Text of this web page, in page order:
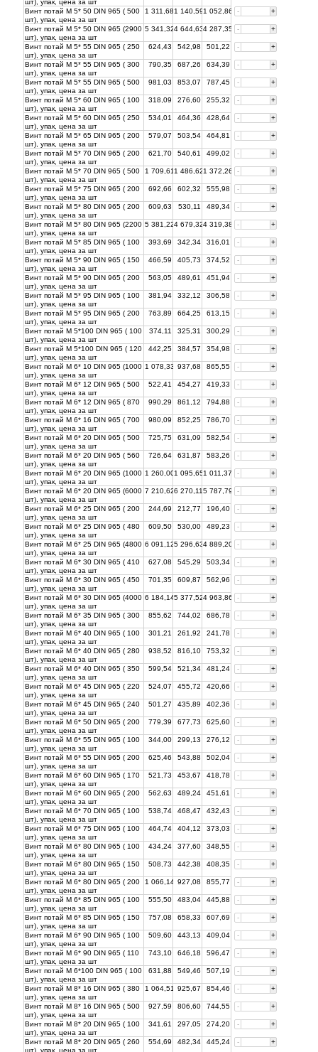
шт), упак, цена за шт
Винт потай М 5* 50 DIN 965 ( 500
шт), упак, цена за шт
1 311,681 140,591 052,86 - +
Винт потай М 5* 50 DIN 965 (2900
шт), упак, цена за шт
5 341,324 644,634 287,35 - +
Винт потай М 5* 55 DIN 965 ( 250
шт), упак, цена за шт
624,43 542,98 501,22 - +
Винт потай М 5* 55 DIN 965 ( 300
шт), упак, цена за шт
790,35 687,26 634,39 - +
Винт потай М 5* 55 DIN 965 ( 500
шт), упак, цена за шт
981,03 853,07 787,45 - +
Винт потай М 5* 60 DIN 965 ( 100
шт), упак, цена за шт
318,09 276,60 255,32 - +
Винт потай М 5* 60 DIN 965 ( 250
шт), упак, цена за шт
534,01 464,36 428,64 - +
Винт потай М 5* 65 DIN 965 ( 200
шт), упак, цена за шт
579,07 503,54 464,81 - +
Винт потай М 5* 70 DIN 965 ( 200
шт), упак, цена за шт
621,70 540,61 499,02 - +
Винт потай М 5* 70 DIN 965 ( 500
шт), упак, цена за шт
1 709,611 486,621 372,26 - +
Винт потай М 5* 75 DIN 965 ( 200
шт), упак, цена за шт
692,66 602,32 555,98 - +
Винт потай М 5* 80 DIN 965 ( 200
шт), упак, цена за шт
609,63 530,11 489,34 - +
Винт потай М 5* 80 DIN 965 (2200
шт), упак, цена за шт
5 381,224 679,324 319,38 - +
Винт потай М 5* 85 DIN 965 ( 100
шт), упак, цена за шт
393,69 342,34 316,01 - +
Винт потай М 5* 90 DIN 965 ( 150
шт), упак, цена за шт
466,59 405,73 374,52 - +
Винт потай М 5* 90 DIN 965 ( 200
шт), упак, цена за шт
563,05 489,61 451,94 - +
Винт потай М 5* 95 DIN 965 ( 100
шт), упак, цена за шт
381,94 332,12 306,58 - +
Винт потай М 5* 95 DIN 965 ( 200
шт), упак, цена за шт
763,89 664,25 613,15 - +
Винт потай М 5*100 DIN 965 ( 100
шт), упак, цена за шт
374,11 325,31 300,29 - +
Винт потай М 5*100 DIN 965 ( 120
шт), упак, цена за шт
442,25 384,57 354,98 - +
Винт потай М 6* 10 DIN 965 (1000
шт), упак, цена за шт
1 078,33 937,68 865,55 - +
Винт потай М 6* 12 DIN 965 ( 500
шт), упак, цена за шт
522,41 454,27 419,33 - +
Винт потай М 6* 12 DIN 965 ( 870
шт), упак, цена за шт
990,29 861,12 794,88 - +
Винт потай М 6* 16 DIN 965 ( 700
шт), упак, цена за шт
980,09 852,25 786,70 - +
Винт потай М 6* 20 DIN 965 ( 500
шт), упак, цена за шт
725,75 631,09 582,54 - +
Винт потай М 6* 20 DIN 965 ( 560
шт), упак, цена за шт
726,64 631,87 583,26 - +
Винт потай М 6* 20 DIN 965 (1000
шт), упак, цена за шт
1 260,001 095,651 011,37 - +
Винт потай М 6* 20 DIN 965 (6000
шт), упак, цена за шт
7 210,626 270,115 787,79 - +
Винт потай М 6* 25 DIN 965 ( 200
шт), упак, цена за шт
244,69 212,77 196,40 - +
Винт потай М 6* 25 DIN 965 ( 480
шт), упак, цена за шт
609,50 530,00 489,23 - +
Винт потай М 6* 25 DIN 965 (4800
шт), упак, цена за шт
6 091,125 296,634 889,20 - +
Винт потай М 6* 30 DIN 965 ( 410
шт), упак, цена за шт
627,08 545,29 503,34 - +
Винт потай М 6* 30 DIN 965 ( 450
шт), упак, цена за шт
701,35 609,87 562,96 - +
Винт потай М 6* 30 DIN 965 (4000
шт), упак, цена за шт
6 184,145 377,524 963,86 - +
Винт потай М 6* 35 DIN 965 ( 300
шт), упак, цена за шт
855,62 744,02 686,78 - +
Винт потай М 6* 40 DIN 965 ( 100
шт), упак, цена за шт
301,21 261,92 241,78 - +
Винт потай М 6* 40 DIN 965 ( 280
шт), упак, цена за шт
938,52 816,10 753,32 - +
Винт потай М 6* 40 DIN 965 ( 350
шт), упак, цена за шт
599,54 521,34 481,24 - +
Винт потай М 6* 45 DIN 965 ( 220
шт), упак, цена за шт
524,07 455,72 420,66 - +
Винт потай М 6* 45 DIN 965 ( 240
шт), упак, цена за шт
501,27 435,89 402,36 - +
Винт потай М 6* 50 DIN 965 ( 200
шт), упак, цена за шт
779,39 677,73 625,60 - +
Винт потай М 6* 55 DIN 965 ( 100
шт), упак, цена за шт
344,00 299,13 276,12 - +
Винт потай М 6* 55 DIN 965 ( 200
шт), упак, цена за шт
625,46 543,88 502,04 - +
Винт потай М 6* 60 DIN 965 ( 170
шт), упак, цена за шт
521,73 453,67 418,78 - +
Винт потай М 6* 60 DIN 965 ( 200
шт), упак, цена за шт
562,63 489,24 451,61 - +
Винт потай М 6* 70 DIN 965 ( 100
шт), упак, цена за шт
538,74 468,47 432,43 - +
Винт потай М 6* 75 DIN 965 ( 100
шт), упак, цена за шт
464,74 404,12 373,03 - +
Винт потай М 6* 80 DIN 965 ( 100
шт), упак, цена за шт
434,24 377,60 348,55 - +
Винт потай М 6* 80 DIN 965 ( 150
шт), упак, цена за шт
508,73 442,38 408,35 - +
Винт потай М 6* 80 DIN 965 ( 200
шт), упак, цена за шт
1 066,14 927,08 855,77 - +
Винт потай М 6* 85 DIN 965 ( 100
шт), упак, цена за шт
555,50 483,04 445,88 - +
Винт потай М 6* 85 DIN 965 ( 150
шт), упак, цена за шт
757,08 658,33 607,69 - +
Винт потай М 6* 90 DIN 965 ( 100
шт), упак, цена за шт
509,60 443,13 409,04 - +
Винт потай М 6* 90 DIN 965 ( 110
шт), упак, цена за шт
743,10 646,18 596,47 - +
Винт потай М 6*100 DIN 965 ( 100
шт), упак, цена за шт
631,88 549,46 507,19 - +
Винт потай М 8* 16 DIN 965 ( 380
шт), упак, цена за шт
1 064,51 925,67 854,46 - +
Винт потай М 8* 16 DIN 965 ( 500
шт), упак, цена за шт
927,59 806,60 744,55 - +
Винт потай М 8* 20 DIN 965 ( 100
шт), упак, цена за шт
341,61 297,05 274,20 - +
Винт потай М 8* 20 DIN 965 ( 260
шт), упак, цена за шт
554,69 482,34 445,24 - +